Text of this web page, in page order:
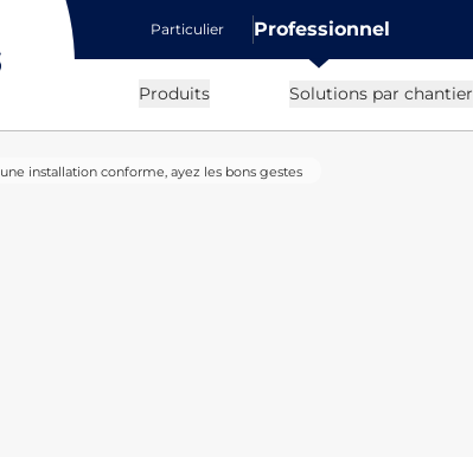
Particulier Professionnel
Produits Solutions par chantier
installation conforme, ayez les bons gestes